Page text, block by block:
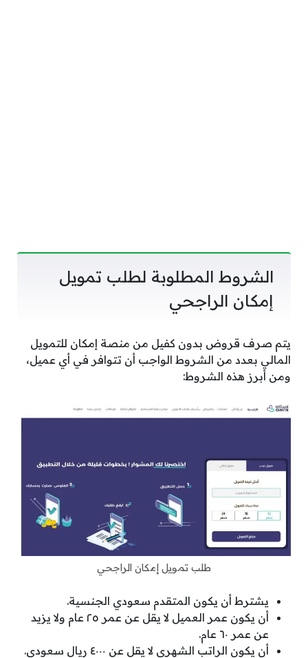
الشروط المطلوبة لطلب تمويل
إمكان الراجحي
يتم صرف قروض بدون كفيل من منصة إمكان للتمويل
المالي بعدد من الشروط الواجب أن تتوافر في أي عميل،
ومن أبرز هذه الشروط:
طلب تمويل إمكان الراجحي
يشترط أن يكون المتقدم سعودي الجنسية.
أن يكون عمر العميل لا يقل عن عمر ٢٥ عام ولا يزيد
عن عمر ٦٠ عام.
أن يكون الراتب الشهري لا يقل عن ٤٠٠٠ ريال سعودي.